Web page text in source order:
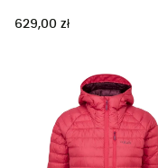
629,00 zł